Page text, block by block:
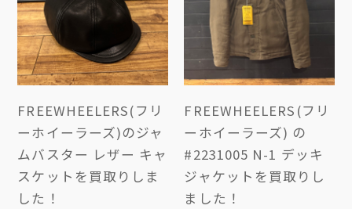
FREEWHEELERS(フリ
ーホイーラーズ)のジャ
ムバスター レザー キャ
スケットを買取りしま
した！
FREEWHEELERS(フリ
ーホイーラーズ) の
#2231005 N-1 デッキ
ジャケットを買取りし
ました！